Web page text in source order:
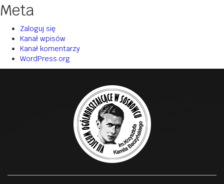
Meta
Zaloguj się
Kanał wpisów
Kanał komentarzy
WordPress.org